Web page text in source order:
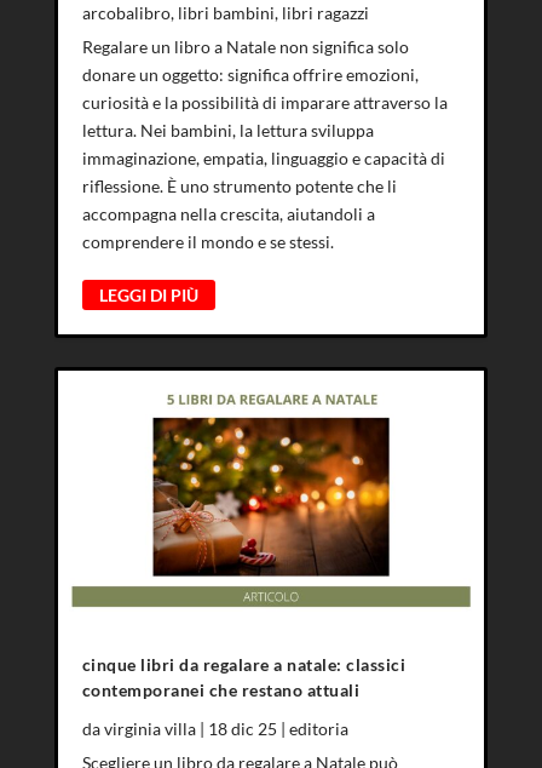
arcobalibro, libri bambini, libri ragazzi
Regalare un libro a Natale non significa solo
donare un oggetto: significa offrire emozioni,
curiosità e la possibilità di imparare attraverso la
lettura. Nei bambini, la lettura sviluppa
immaginazione, empatia, linguaggio e capacità di
riflessione. È uno strumento potente che li
accompagna nella crescita, aiutandoli a
comprendere il mondo e se stessi.
LEGGI DI PIÙ
cinque libri da regalare a natale: classici
contemporanei che restano attuali
davirginia villa| 18 dic 25 | editoria
Scegliere un libro da regalare a Natale può